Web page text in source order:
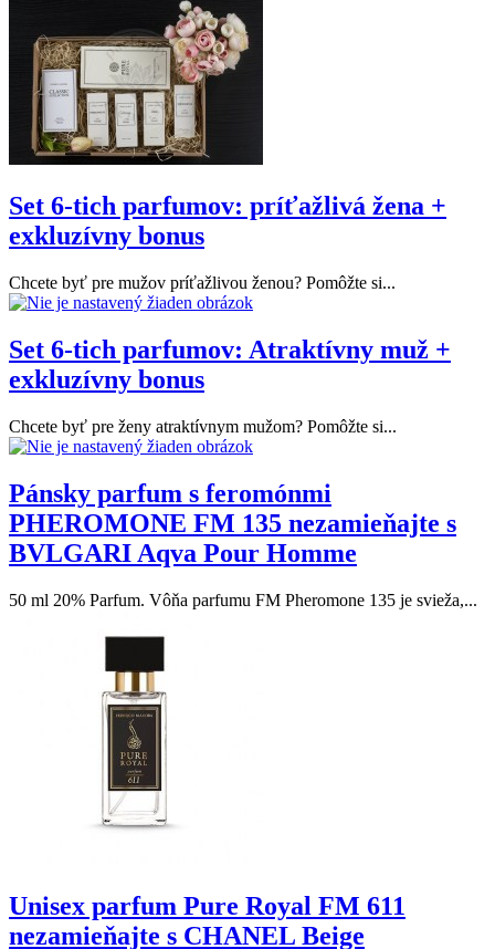
Set 6-tich parfumov: príťažlivá žena +
exkluzívny bonus
Chcete byť pre mužov príťažlivou ženou? Pomôžte si...
Set 6-tich parfumov: Atraktívny muž +
exkluzívny bonus
Chcete byť pre ženy atraktívnym mužom? Pomôžte si...
Pánsky parfum s feromónmi
PHEROMONE FM 135 nezamieňajte s
BVLGARI Aqva Pour Homme
50 ml 20% Parfum. Vôňa parfumu FM Pheromone 135 je svieža,...
Unisex parfum Pure Royal FM 611
nezamieňajte s CHANEL Beige